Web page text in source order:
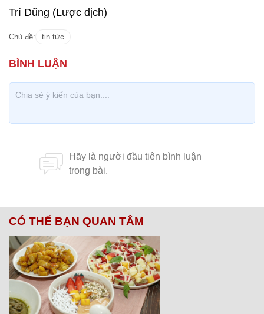
Trí Dũng (Lược dịch)
Chủ đề: tin tức
CÓ THỂ BẠN QUAN TÂM